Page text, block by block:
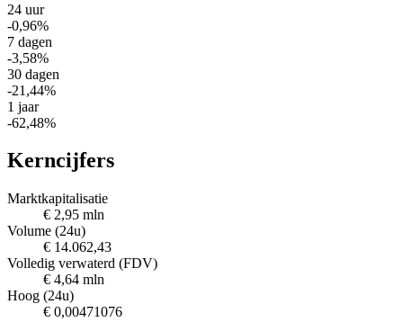
24 uur
-0,96%
7 dagen
-3,58%
30 dagen
-21,44%
1 jaar
-62,48%
Kerncijfers
Marktkapitalisatie
€ 2,95 mln
Volume (24u)
€ 14.062,43
Volledig verwaterd (FDV)
€ 4,64 mln
Hoog (24u)
€ 0,00471076